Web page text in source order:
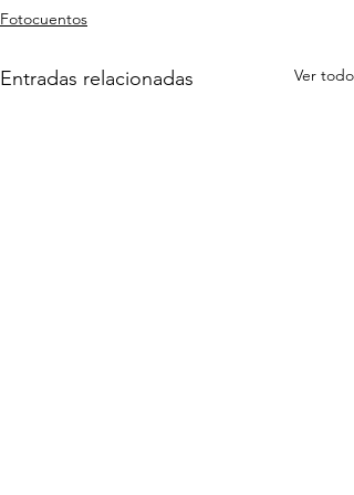
Fotocuentos
Entradas relacionadas Ver todo